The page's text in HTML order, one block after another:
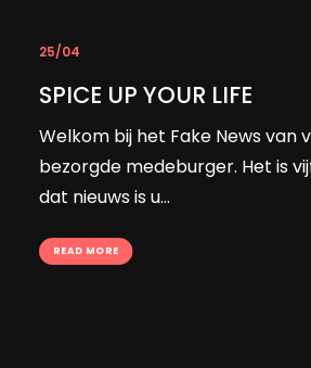
25/04
SPICE UP YOUR LIFE
Welkom bij het Fake News van
bezorgde medeburger. Het is
dat nieuws is u…
READ MORE